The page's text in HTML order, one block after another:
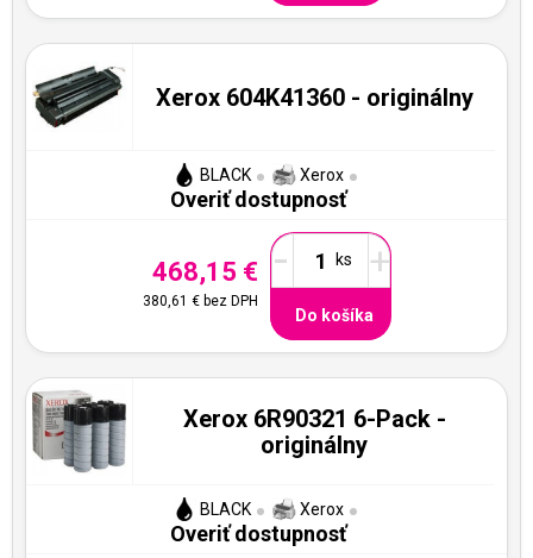
Xerox 604K41360 - originálny
BLACK Xerox
Overiť dostupnosť
468,15 €
380,61 €bez DPH
- +
Do košíka
Xerox 6R90321 6-Pack -
originálny
BLACK Xerox
Overiť dostupnosť